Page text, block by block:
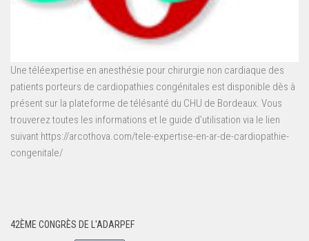
Une téléexpertise en anesthésie pour chirurgie non cardiaque des
patients porteurs de cardiopathies congénitales est disponible dès à
présent sur la plateforme de télésanté du CHU de Bordeaux. Vous
trouverez toutes les informations et le guide d’utilisation via le lien
suivant https://arcothova.com/tele-expertise-en-ar-de-cardiopathie-
congenitale/
42ÈME CONGRÈS DE L'ADARPEF